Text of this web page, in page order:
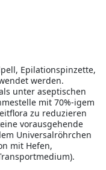
Epilationspinzette,
werden.
unter aseptischen
mit 70%-igem
zu reduzieren
vorausgehende
Universalröhrchen
mit Hefen,